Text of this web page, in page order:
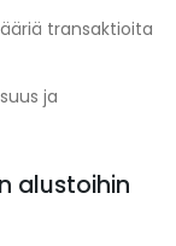
transaktioita
ja
alustoihin